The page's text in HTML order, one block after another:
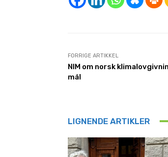
FORRIGE ARTIKKEL
NIM om norsk
mål
LIGNENDE ARTIKLER